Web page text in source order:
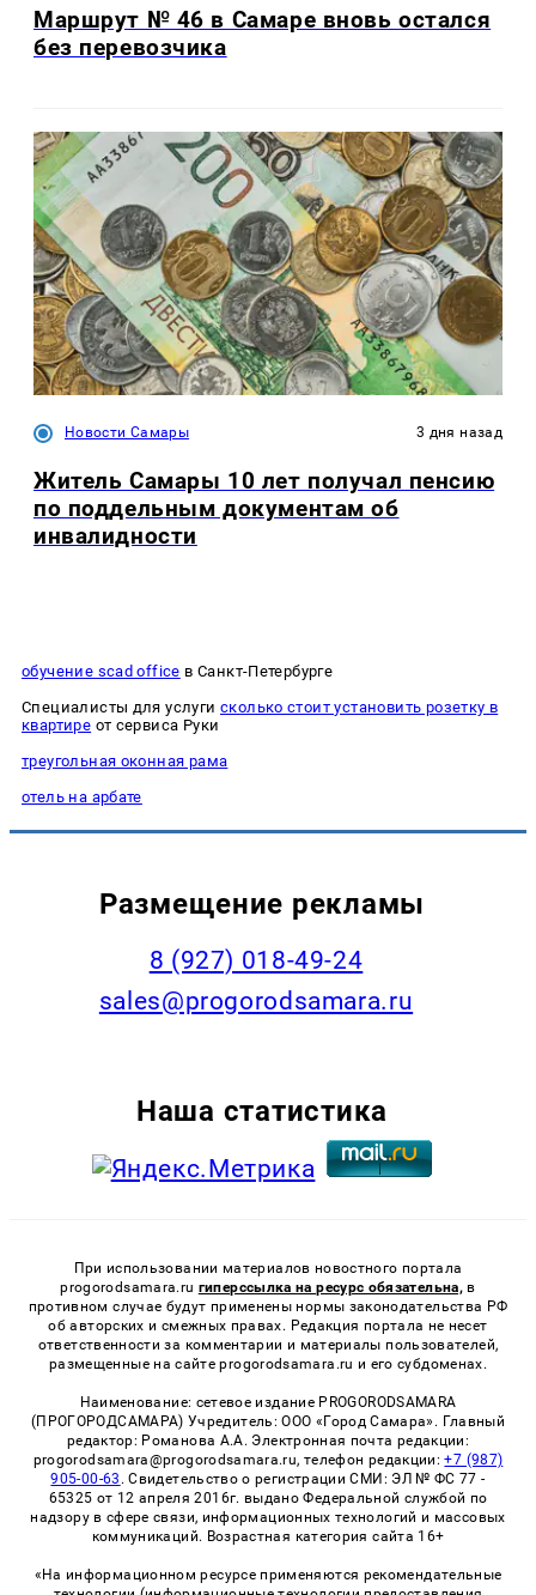
Маршрут № 46 в Самаре вновь остался
без перевозчика
Новости Самары 3 дня назад
Житель Самары 10 лет получал пенсию
по поддельным документам об
инвалидности
обучение scad office в Санкт-Петербурге
Специалисты для услуги сколько стоит установить розетку в
квартире от сервиса Руки
треугольная оконная рама
отель на арбате
Размещение рекламы
8 (927) 018-49-24
sales@progorodsamara.ru
Наша статистика
При использовании материалов новостного портала
progorodsamara.ru гиперссылка на ресурс обязательна, в
противном случае будут применены нормы законодательства РФ
об авторских и смежных правах. Редакция портала не несет
ответственности за комментарии и материалы пользователей,
размещенные на сайте progorodsamara.ru и его субдоменах.
Наименование: сетевое издание PROGORODSAMARA
(ПРОГОРОДСАМАРА) Учредитель: ООО «Город Самара». Главный
редактор: Романова А.А. Электронная почта редакции:
progorodsamara@progorodsamara.ru, телефон редакции:+7 (987)
905-00-63 . Свидетельство о регистрации СМИ: ЭЛ № ФС 77 -
65325 от 12 апреля 2016г. выдано Федеральной службой по
надзору в сфере связи, информационных технологий и массовых
коммуникаций. Возрастная категория сайта 16+
«На информационном ресурсе применяются рекомендательные